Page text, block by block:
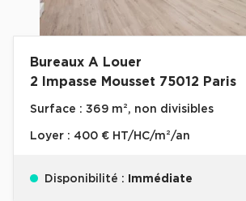
Bureaux A Louer
2 Impasse Mousset 75012 Paris
Surface : 369 m², non divisibles
Loyer : 400 € HT/HC/m²/an
Disponibilité : Immédiate